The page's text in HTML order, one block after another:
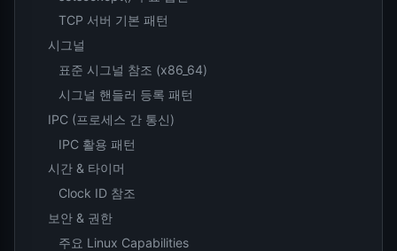
TCP 서버 기본 패턴
시그널
표준 시그널 참조 (x86_64)
시그널 핸들러 등록 패턴
IPC (프로세스 간 통신)
IPC 활용 패턴
시간 & 타이머
Clock ID 참조
보안 & 권한
주요 Linux Capabilities